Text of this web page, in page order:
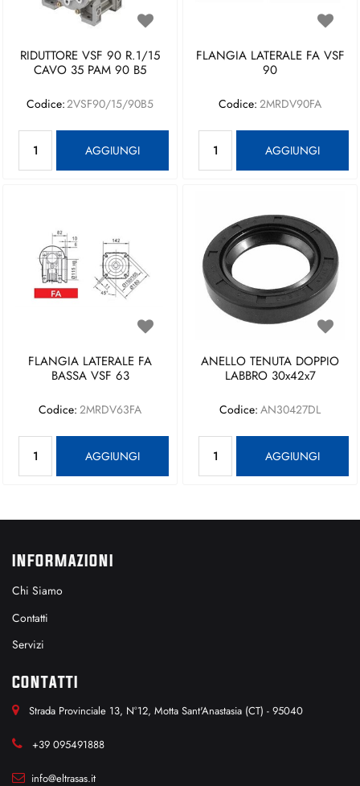
RIDUTTORE VSF 90 R.1/15
CAVO 35 PAM 90 B5
Codice:2VSF90/15/90B5
AGGIUNGI
FLANGIA LATERALE FA VSF
90
Codice: 2MRDV90FA
AGGIUNGI
FLANGIA LATERALE FA
BASSA VSF 63
Codice: 2MRDV63FA
AGGIUNGI
ANELLO TENUTA DOPPIO
LABBRO 30x42x7
Codice: AN30427DL
AGGIUNGI
INFORMAZIONI
Chi Siamo
Contatti
Servizi
CONTATTI
Strada Provinciale 13, N°12, Motta Sant'Anastasia (CT) - 95040
+39 095491888
info@eltrasas.it